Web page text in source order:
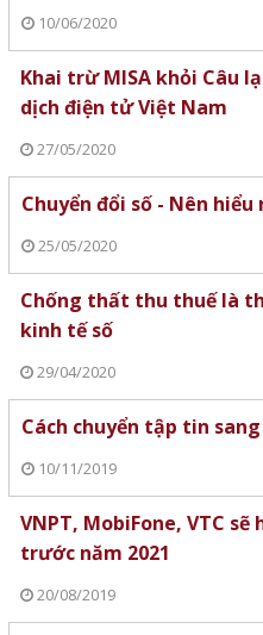
10/06/2020
Khai trừ MISA khỏi Câu
dịch điện tử Việt Nam
27/05/2020
Chuyển đổi số - Nên
25/05/2020
Chống thất thu thuế là
kinh tế số
29/04/2020
Cách chuyển tập tin
10/11/2019
VNPT, MobiFone, VTC
trước năm 2021
20/08/2019